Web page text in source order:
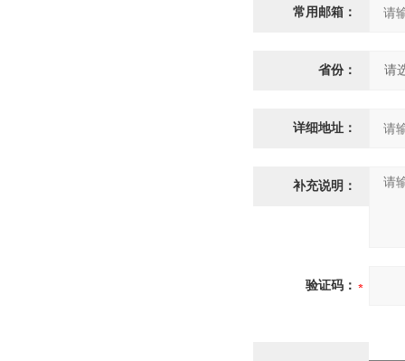
常用邮箱：
省份：
详细地址：
补充说明：
验证码：